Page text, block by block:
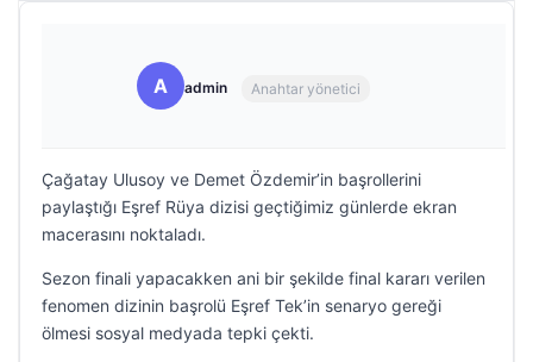
A admin Anahtar yönetici
Çağatay Ulusoy ve Demet Özdemir’in başrollerini
paylaştığı Eşref Rüya dizisi geçtiğimiz günlerde ekran
macerasını noktaladı.
Sezon finali yapacakken ani bir şekilde final kararı verilen
fenomen dizinin başrolü Eşref Tek’in senaryo gereği
ölmesi sosyal medyada tepki çekti.